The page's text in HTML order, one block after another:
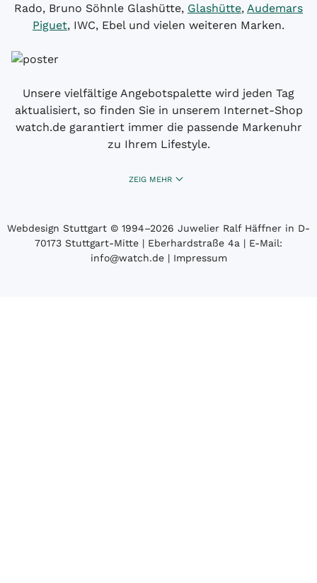
Rado, Bruno Söhnle Glashütte, Glashütte, Audemars
Piguet, IWC, Ebel und vielen weiteren Marken.
Unsere vielfältige Angebotspalette wird jeden Tag
aktualisiert, so finden Sie in unserem Internet-Shop
watch.de garantiert immer die passende Markenuhr
zu Ihrem Lifestyle.
ZEIG MEHR
Webdesign Stuttgart © 1994­–2026 Juwelier Ralf Häffner in D-
70173 Stuttgart-Mitte | Eberhardstraße 4a | E-Mail:
info@watch.de|Impressum